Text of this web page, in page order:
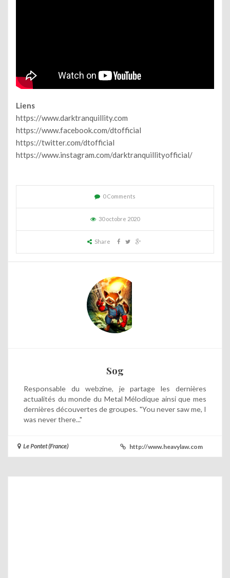
Liens
https://www.darktranquillity.com
https://www.facebook.com/dtofficial
https://twitter.com/dtofficial
https://www.instagram.com/darktranquillityofficial/
0 Comments
30 octobre 2020
Share
Sog
Responsable du webzine, je partage les dernières
actualités du monde du Metal Mélodique ainsi que mes
dernières découvertes de groupes. "You never saw me, I
was never there..."
Le Pontet (France) http://www.heavylaw.com